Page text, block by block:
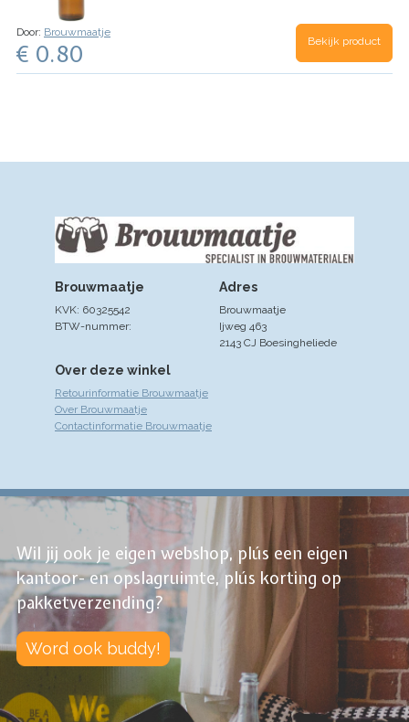
Door: Brouwmaatje
€ 0.80 Bekijk product
Over deze winkel
Retourinformatie Brouwmaatje
Over Brouwmaatje
Contactinformatie Brouwmaatje
Adres
Brouwmaatje
Ijweg 463
2143 CJ Boesingheliede
Brouwmaatje
KVK: 60325542
BTW-nummer:
Wil jij ook je eigen webshop, plús een eigen
kantoor- en opslagruimte, plús korting op
pakketverzending?
Word ook buddy!